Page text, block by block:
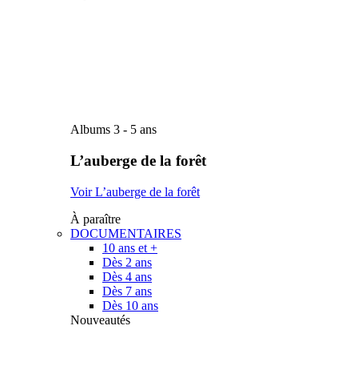
Albums 3 - 5 ans
L’auberge de la forêt
Voir L’auberge de la forêt
À paraître
DOCUMENTAIRES
10 ans et +
Dès 2 ans
Dès 4 ans
Dès 7 ans
Dès 10 ans
Nouveautés